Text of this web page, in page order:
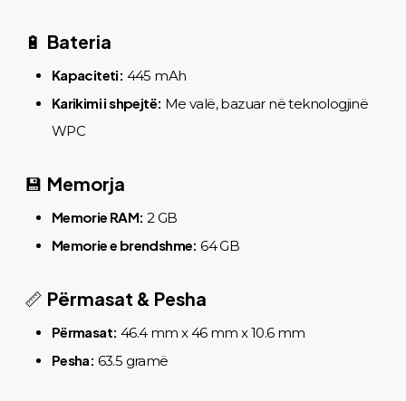
🔋 Bateria
Kapaciteti: 445 mAh
Karikimi i shpejtë: Me valë, bazuar në teknologjinë
WPC
💾 Memorja
Memorie RAM: 2 GB
Memorie e brendshme: 64 GB
📏 Përmasat & Pesha
Përmasat: 46.4 mm x 46 mm x 10.6 mm
Pesha: 63.5 gramë